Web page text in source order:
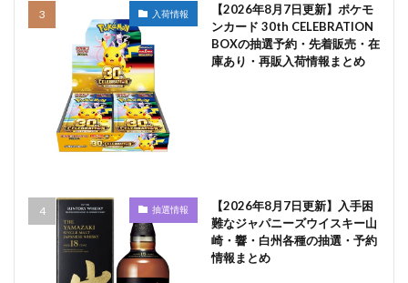
入荷情報
【2026年8月7日更新】ポケモ
ンカード 30th CELEBRATION
BOXの抽選予約・先着販売・在
庫あり・再販入荷情報まとめ
抽選情報
【2026年8月7日更新】入手困
難なジャパニーズウイスキー山
崎・響・白州各種の抽選・予約
情報まとめ